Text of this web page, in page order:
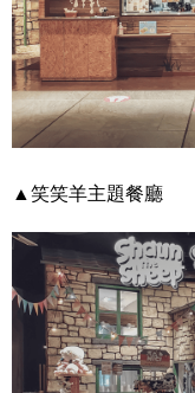
▲笑笑羊主題餐廳